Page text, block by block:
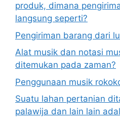
produk, dimana
langsung seperti?
Pengiriman barang dari
Alat musik dan notasi
ditemukan pada zaman?
Penggunaan musik
Suatu lahan pertanian
palawija dan lain lain